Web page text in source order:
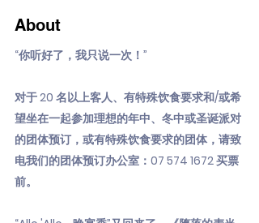
About
“你听好了，我只说一次！”
对于 20 名以上客人、有特殊饮食要求和/或希
望坐在一起参加理想的年中、冬中或圣诞派对
的团体预订，或有特殊饮食要求的团体，请致
电我们的团体预订办公室：07 574 1672买票
前。